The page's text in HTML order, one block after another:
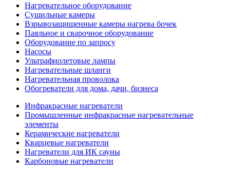
Нагревательное оборудование
Сушильные камеры
Взрывозащищенные камеры нагрева бочек
Паяльное и сварочное оборудование
Оборудование по запросу
Насосы
Ультрафиолетовые лампы
Нагревательные шланги
Нагревательная проволока
Обогреватели для дома, дачи, бизнеса
Инфракрасные нагреватели
Промышленные инфракрасные нагревательные
элементы
Керамические нагреватели
Кварцевые нагреватели
Нагреватели для ИК сауны
Карбоновые нагреватели